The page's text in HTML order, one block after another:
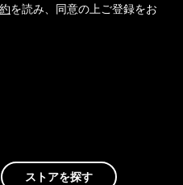
を読み、同意の上ご登録をお
ストアを探す